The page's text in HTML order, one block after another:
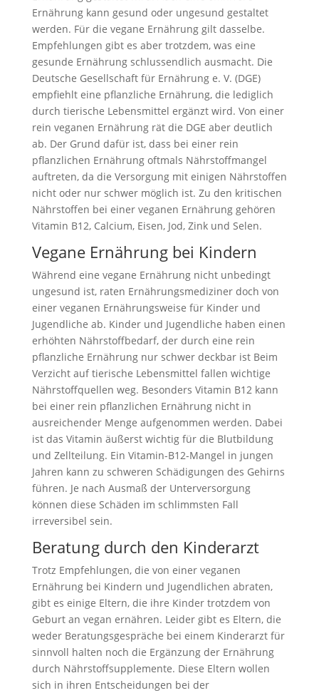
Ernährung kann gesund oder ungesund gestaltet
werden. Für die vegane Ernährung gilt dasselbe.
Empfehlungen gibt es aber trotzdem, was eine
gesunde Ernährung schlussendlich ausmacht. Die
Deutsche Gesellschaft für Ernährung e. V. (DGE)
empfiehlt eine pflanzliche Ernährung, die lediglich
durch tierische Lebensmittel ergänzt wird. Von einer
rein veganen Ernährung rät die DGE aber deutlich
ab. Der Grund dafür ist, dass bei einer rein
pflanzlichen Ernährung oftmals Nährstoffmangel
auftreten, da die Versorgung mit einigen Nährstoffen
nicht oder nur schwer möglich ist. Zu den kritischen
Nährstoffen bei einer veganen Ernährung gehören
Vitamin B12, Calcium, Eisen, Jod, Zink und Selen.
Vegane Ernährung bei Kindern
Während eine vegane Ernährung nicht unbedingt
ungesund ist, raten Ernährungsmediziner doch von
einer veganen Ernährungsweise für Kinder und
Jugendliche ab. Kinder und Jugendliche haben einen
erhöhten Nährstoffbedarf, der durch eine rein
pflanzliche Ernährung nur schwer deckbar ist Beim
Verzicht auf tierische Lebensmittel fallen wichtige
Nährstoffquellen weg. Besonders Vitamin B12 kann
bei einer rein pflanzlichen Ernährung nicht in
ausreichender Menge aufgenommen werden. Dabei
ist das Vitamin äußerst wichtig für die Blutbildung
und Zellteilung. Ein Vitamin-B12-Mangel in jungen
Jahren kann zu schweren Schädigungen des Gehirns
führen. Je nach Ausmaß der Unterversorgung
können diese Schäden im schlimmsten Fall
irreversibel sein.
Beratung durch den Kinderarzt
Trotz Empfehlungen, die von einer veganen
Ernährung bei Kindern und Jugendlichen abraten,
gibt es einige Eltern, die ihre Kinder trotzdem von
Geburt an vegan ernähren. Leider gibt es Eltern, die
weder Beratungsgespräche bei einem Kinderarzt für
sinnvoll halten noch die Ergänzung der Ernährung
durch Nährstoffsupplemente. Diese Eltern wollen
sich in ihren Entscheidungen bei der